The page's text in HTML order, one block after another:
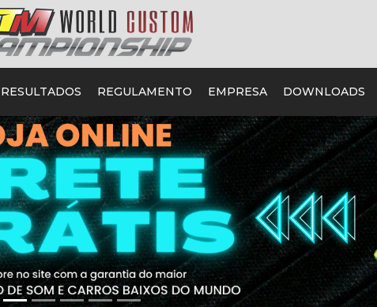
RESULTADOS REGULAMENTO EMPRESA DOWNLOADS